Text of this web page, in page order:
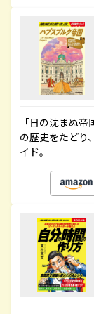
「日の沈まぬ
の歴史をたどり
イド。